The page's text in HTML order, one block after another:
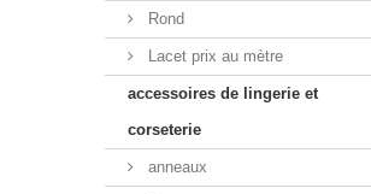
Rond
Lacet prix au mètre
accessoires de lingerie et
corseterie
anneaux